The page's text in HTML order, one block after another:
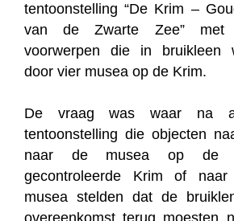
tentoonstelling “De Krim –
van de Zwarte Zee” met
voorwerpen die in bruikleen
door vier musea op de Krim.
De vraag was waar na
tentoonstelling die objecten
naar de musea op de
gecontroleerde Krim of
musea stelden dat de
overeenkomst terug moesten